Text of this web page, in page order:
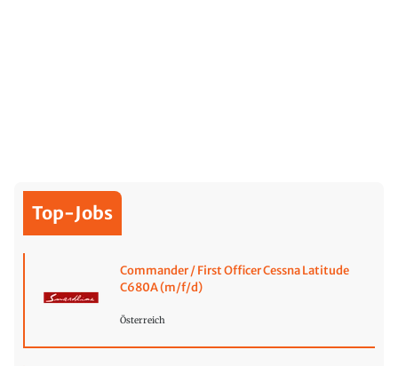
Top-Jobs
Commander / First Officer Cessna Latitude
C680A (m/f/d)
Österreich